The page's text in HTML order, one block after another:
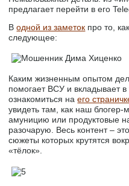
предлагает перейти в его
Водной из заметок про то,
следующее:
Каким жизненным опытом
помогает ВСУ и вкладывает
ознакомиться наего
увидеть там, как наш
амуницию или продуктовые
разочарую. Весь контент –
сюжеты которых крутятся
«тёлок».